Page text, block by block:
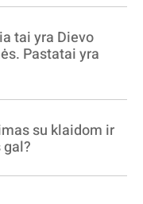
vagia
stadionų
tai yra Dievo
Pastatai yra
su klaidom ir